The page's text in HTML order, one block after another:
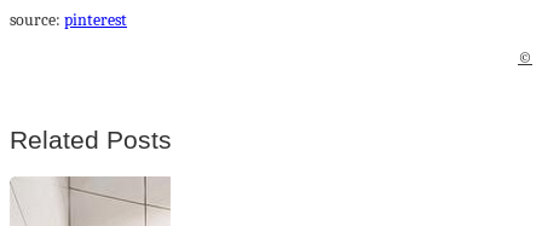
source: pinterest
©
Related Posts